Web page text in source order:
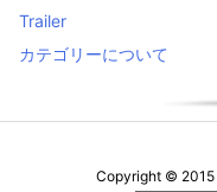
Trailer
カテゴリーについて
Copyright © 2015